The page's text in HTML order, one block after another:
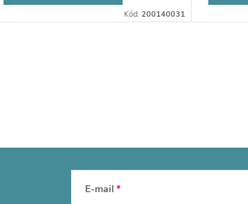
Kód: 200140031
E-mail